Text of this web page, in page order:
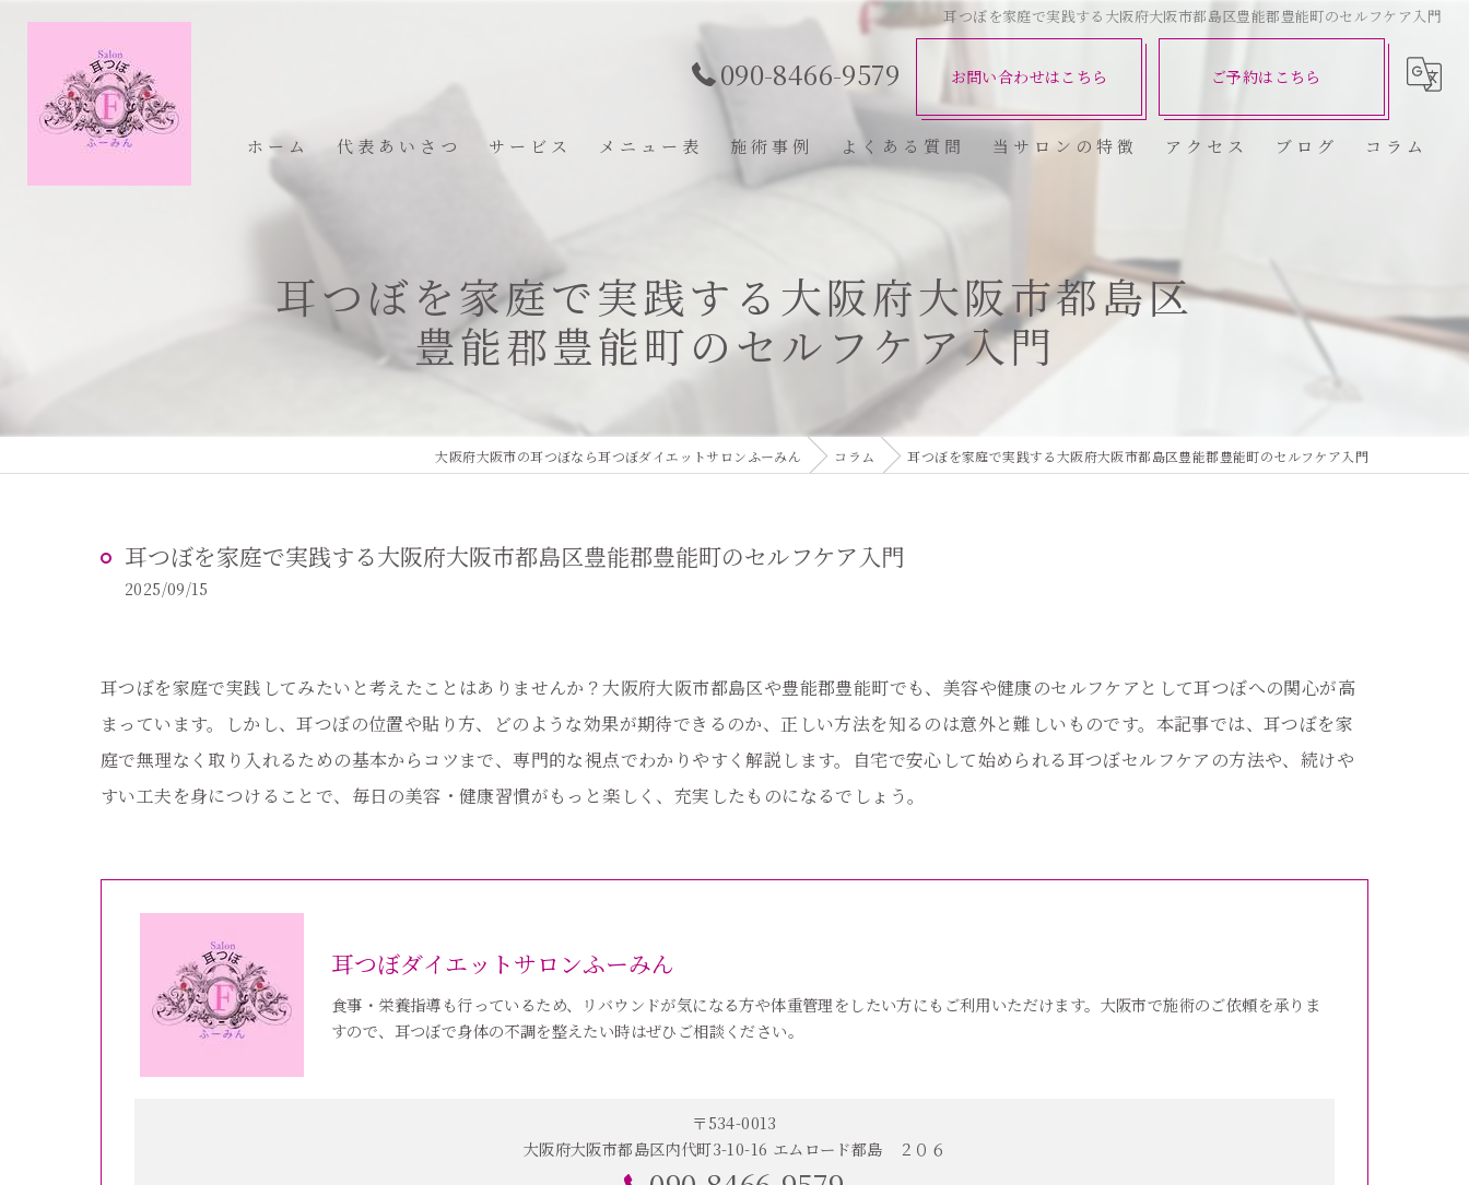
耳つぼを家庭で実践する大阪府大阪市都島区豊能郡豊能町のセルフケア入門
090-8466-9579 お問い合わせはこちら ご予約はこちら
ホーム 代表あいさつ サービス メニュー表 施術事例 よくある質問 当サロンの特徴
健康
美容エステ
アクセス ブログ コラム
耳つぼを家庭で実践する大阪府大阪市都島区
豊能郡豊能町のセルフケア入門
大阪府大阪市の耳つぼなら耳つぼダイエットサロンふーみん コラム 耳つぼを家庭で実践する大阪府大阪市都島区豊能郡豊能町のセルフケア入門
耳つぼを家庭で実践する大阪府大阪市都島区豊能郡豊能町のセルフケア入門
2025/09/15
耳つぼを家庭で実践してみたいと考えたことはありませんか？大阪府大阪市都島区や豊能郡豊能町でも、美容や健康のセルフケアとして耳つぼへの関心が高
まっています。しかし、耳つぼの位置や貼り方、どのような効果が期待できるのか、正しい方法を知るのは意外と難しいものです。本記事では、耳つぼを家
庭で無理なく取り入れるための基本からコツまで、専門的な視点でわかりやすく解説します。自宅で安心して始められる耳つぼセルフケアの方法や、続けや
すい工夫を身につけることで、毎日の美容・健康習慣がもっと楽しく、充実したものになるでしょう。
耳つぼダイエットサロンふーみん
食事・栄養指導も行っているため、リバウンドが気になる方や体重管理をしたい方にもご利用いただけます。大阪市で施術のご依頼を承りま
すので、耳つぼで身体の不調を整えたい時はぜひご相談ください。
〒534-0013
大阪府大阪市都島区内代町3-10-16 エムロード都島 ２０６